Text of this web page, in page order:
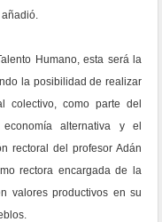
Humano, esta será la
la posibilidad de realizar
colectivo, como parte del
alternativa y el
rectoral del profesor Adán
rectora encargada de la
valores productivos en su